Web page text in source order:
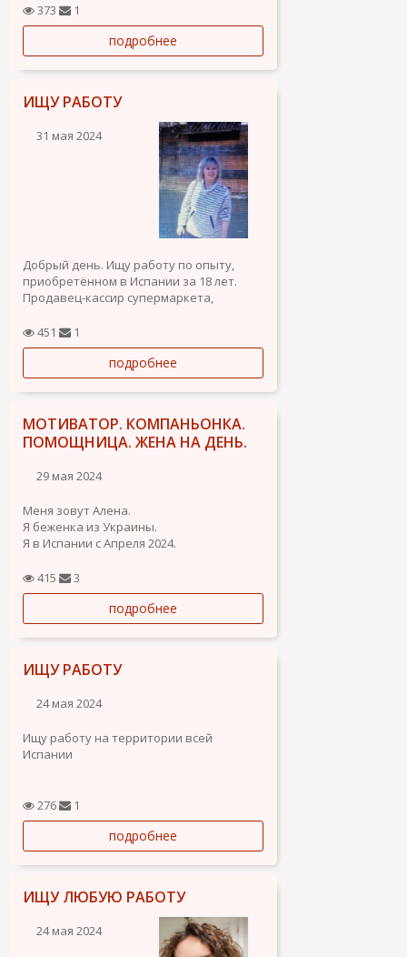
373 1
подробнее
ИЩУ РАБОТУ
31 мая 2024
Добрый день. Ищу работу по опыту,
приобретённом в Испании за 18 лет.
Продавец-кассир супермаркета,
Женщина русская, 40 лет. Образование
высшее экономическое.
451 1
подробнее
МОТИВАТОР. КОМПАНЬОНКА.
ПОМОЩНИЦА. ЖЕНА НА ДЕНЬ.
29 мая 2024
Меня зовут Алена.
Я беженка из Украины.
Я в Испании с Апреля 2024.
Умею решать сложные задачи и
находить выход в любых жизненных
Могу управлять небольшим бизнесом.
Буду эффективной на период создания
415 3
подробнее
ИЩУ РАБОТУ
24 мая 2024
Ищу работу на территории всей
Испании
276 1
подробнее
ИЩУ ЛЮБУЮ РАБОТУ
24 мая 2024